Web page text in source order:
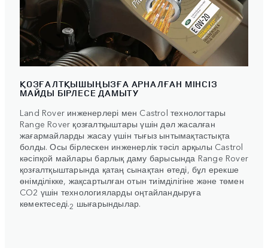
ҚОЗҒАЛТҚЫШЫҢЫЗҒА АРНАЛҒАН МІНСІЗ
МАЙДЫ БІРЛЕСЕ ДАМЫТУ
Land Rover инженерлері мен Castrol технологтары
Range Rover қозғалтқыштары үшін дәл жасалған
жағармайларды жасау үшін тығыз ынтымақтастықта
болды. Осы бірлескен инженерлік тәсіл арқылы Castrol
кәсіпқой майлары барлық даму барысында Range Rover
қозғалтқыштарында қатаң сынақтан өтеді, бұл ерекше
өнімділікке, жақсартылған отын тиімділігіне және төмен
CO2 үшін технологияларды оңтайландыруға
көмектеседі.2 шығарындылар.